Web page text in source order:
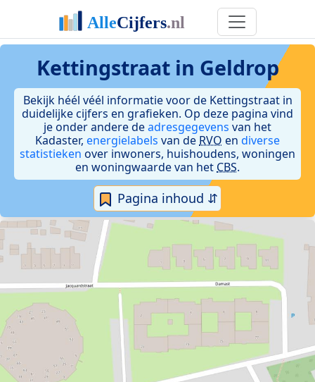
Kettingstraat in Geldrop
Bekijk héél véél informatie voor de Kettingstraat in
duidelijke cijfers en grafieken. Op deze pagina vind
je onder andere deadresgegevens van het
Kadaster, energielabels van de RVO en diverse
statistieken over inwoners, huishoudens, woningen
en woningwaarde van het CBS.
Pagina inhoud ⇵